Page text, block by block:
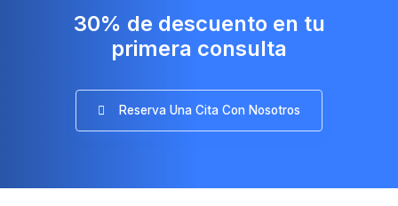
30% de descuento en tu
primera consulta
Reserva Una Cita Con Nosotros